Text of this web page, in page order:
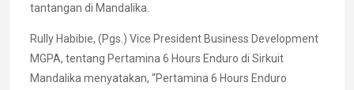
tantangan di Mandalika.
Rully Habibie, (Pgs.) Vice President Business Development
MGPA, tentang Pertamina 6 Hours Enduro di Sirkuit
Mandalika menyatakan, “Pertamina 6 Hours Enduro